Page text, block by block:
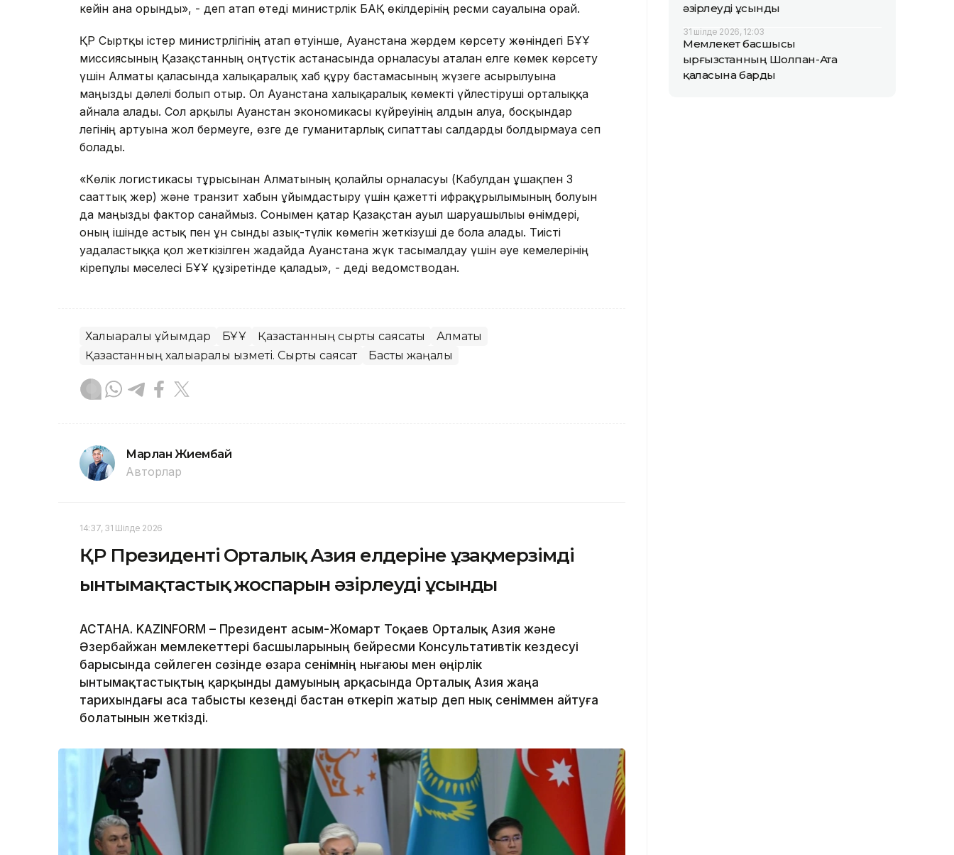
кейін ғана орынды», - деп атап өтеді министрлік БАҚ өкілдерінің ресми сауалына орай.
ҚР Сыртқы істер министрлігінің атап өтуінше, Ауғанстанға жәрдем көрсету жөніндегі БҰҰ
миссиясының Қазақстанның оңтүстік астанасында орналасуы аталған елге көмек көрсету
үшін Алматы қаласында халықаралық хаб құру бастамасының жүзеге асырылуына
маңызды дәлелі болып отыр. Ол Ауғанстанға халықаралық көмекті үйлестіруші орталыққа
айнала алады. Сол арқылы Ауғанстан экономикасы күйреуінің алдын алуға, босқындар
легінің артуына жол бермеуге, өзге де гуманитарлық сипаттағы салдарды болдырмауға сеп
болады.
«Көлік логистикасы тұрғысынан Алматының қолайлы орналасуы (Кабулдан ұшақпен 3
сағаттық жер) және транзит хабын ұйымдастыру үшін қажетті ифрақұрылымының болуын
да маңызды фактор санаймыз. Сонымен қатар Қазақстан ауыл шаруашылығы өнімдері,
оның ішінде астық пен ұн сынды азық-түлік көмегін жеткізуші де бола алады. Тиісті
уағдаластыққа қол жеткізілген жағдайда Ауғанстанға жүк тасымалдау үшін әуе кемелерінің
кірепұлы мәселесі БҰҰ құзіретінде қалады», - деді ведомстводан.
Халықаралық ұйымдар БҰҰ Қазақстанның сыртқы саясаты
Алматы
Қазақстанның халықаралық қызметі. Сыртқы саясат
Басты жаңалық
Марлан Жиембай
Авторлар
14:37, 31 Шілде 2026
ҚР Президенті Орталық Азия елдеріне ұзақмерзімді
ынтымақтастық жоспарын әзірлеуді ұсынды
АСТАНА. KAZINFORM – Президент Қасым-Жомарт Тоқаев Орталық Азия және
Әзербайжан мемлекеттері басшыларының бейресми Консультативтік кездесуі
барысында сөйлеген сөзінде өзара сенімнің нығаюы мен өңірлік
ынтымақтастықтың қарқынды дамуының арқасында Орталық Азия жаңа
тарихындағы аса табысты кезеңді бастан өткеріп жатыр деп нық сеніммен айтуға
болатынын жеткізді.
әзірлеуді ұсынды
31 шілде 2026, 12:03
Мемлекет басшысы
Қырғызстанның Шолпан-Ата
қаласына барды